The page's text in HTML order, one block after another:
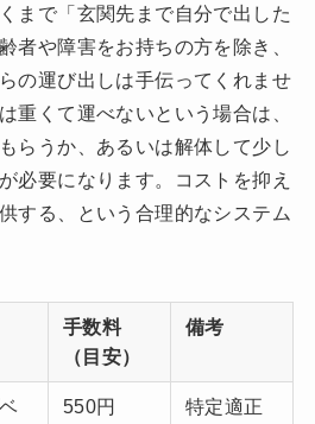
まで「玄関先まで自分で出した
者や障害をお持ちの方を除き、
の運び出しは手伝ってくれませ
重くて運べないという場合は、
らうか、あるいは解体して少し
必要になります。コストを抑え
する、という合理的なシステム
手数料
（目安）
備考
550円
特定適正